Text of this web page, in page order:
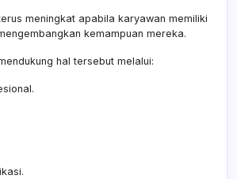
meningkat apabila karyawan memiliki
kemampuan mereka.
hal tersebut melalui: